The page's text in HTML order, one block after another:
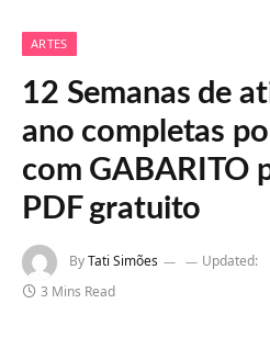
ARTES
12 Semanas de
ano completas
com GABARITO
PDF gratuito
ByTati Simões Updated:
3 Mins Read